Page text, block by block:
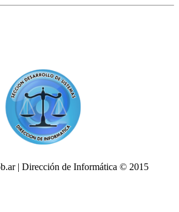
| Dirección de Informática © 2015